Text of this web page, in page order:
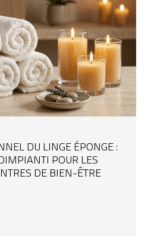
DU LINGE ÉPONGE :
POUR LES
DE BIEN-ÊTRE